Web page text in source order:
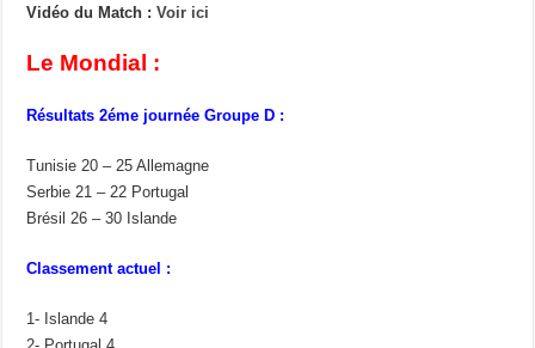
Vidéo du Match : Voir ici
Le Mondial :
Résultats 2éme journée Groupe D :
Tunisie 20 – 25 Allemagne
Serbie 21 – 22 Portugal
Brésil 26 – 30 Islande
Classement actuel :
1- Islande 4